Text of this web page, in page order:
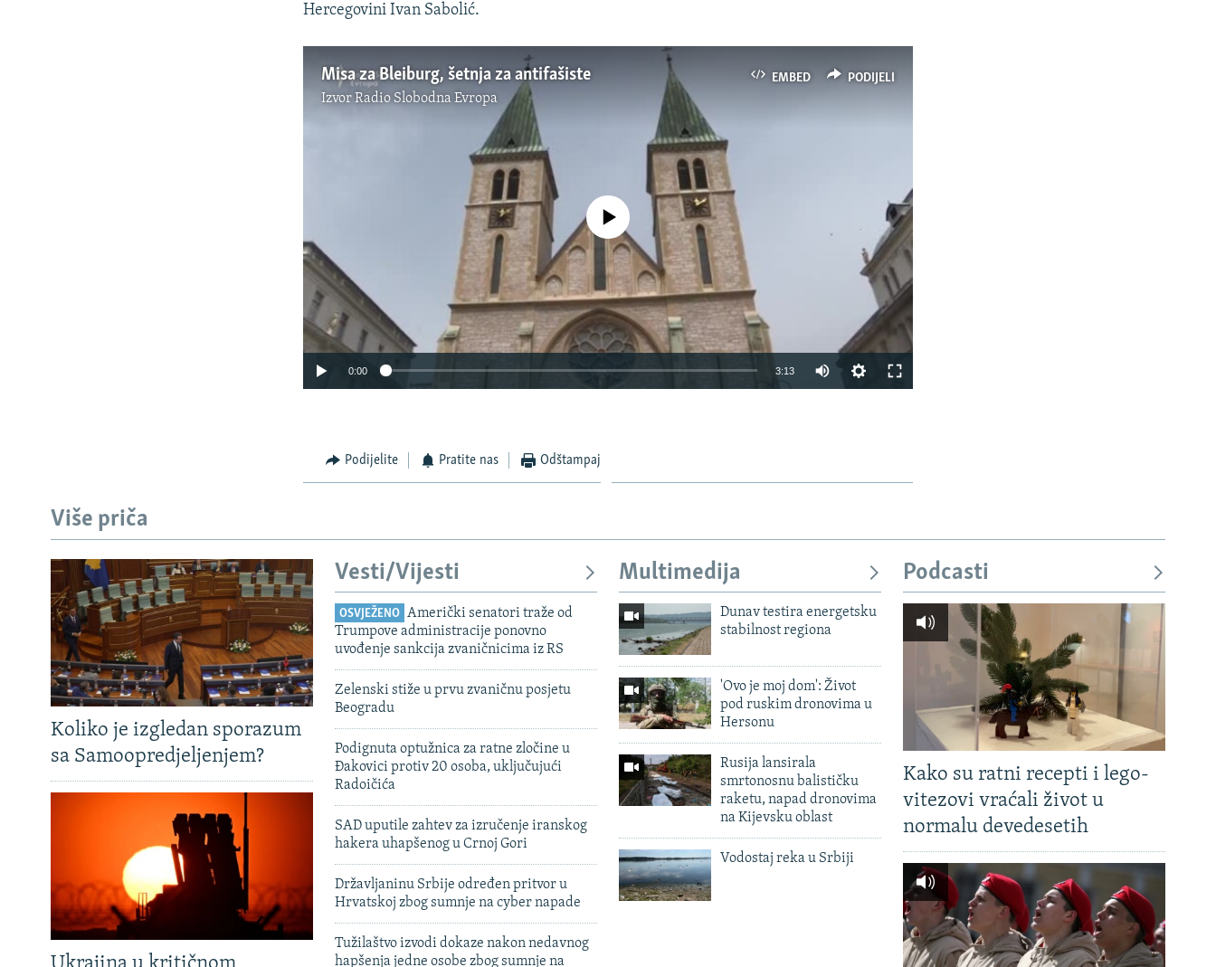
Hercegovini Ivan Sabolić.
EMBED PODIJELI
Misa za Bleiburg, šetnja za antifašiste
IzvorRadio Slobodna Evropa
širina
1080p
No media source currently available
0:00 3:13 Auto
Podijelite Pratite nas Odštampaj
Više priča
Koliko je izgledan sporazum
sa Samoopredjeljenjem?
Vesti/Vijesti
OSVJEŽENO
Američki senatori traže od
Trumpove administracije ponovno
uvođenje sankcija zvaničnicima iz RS
Zelenski stiže u prvu zvaničnu posjetu
Beogradu
Podignuta optužnica za ratne zločine u
Đakovici protiv 20 osoba, uključujući
Radoičića
SAD uputile zahtev za izručenje iranskog
hakera uhapšenog u Crnoj Gori
Državljaninu Srbije određen pritvor u
Hrvatskoj zbog sumnje na cyber napade
Tužilaštvo izvodi dokaze nakon nedavnog
hapšenja jedne osobe zbog sumnje na
Multimedija
Dunav testira energetsku
stabilnost regiona
'Ovo je moj dom': Život
pod ruskim dronovima u
Hersonu
Rusija lansirala
smrtonosnu balističku
raketu, napad dronovima
na Kijevsku oblast
Vodostaj reka u Srbiji
Podcasti
Kako su ratni recepti i lego-
vitezovi vraćali život u
normalu devedesetih